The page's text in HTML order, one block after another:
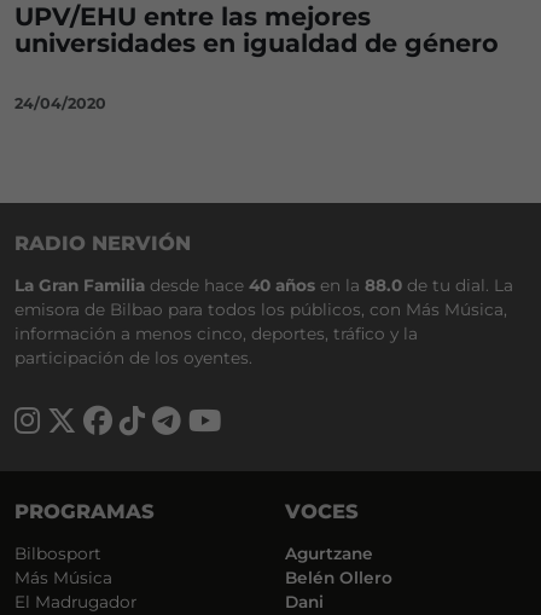
UPV/EHU entre las mejores
universidades en igualdad de género
24/04/2020
RADIO NERVIÓN
La Gran Familia desde hace 40 años en la 88.0 de tu dial. La
emisora de Bilbao para todos los públicos, con Más Música,
información a menos cinco, deportes, tráfico y la
participación de los oyentes.
PROGRAMAS
Bilbosport
Más Música
El Madrugador
VOCES
Agurtzane
Belén Ollero
Dani